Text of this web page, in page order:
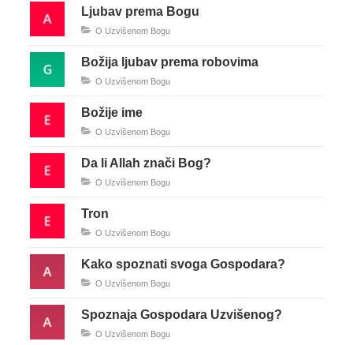
Ljubav prema Bogu
O Uzvišenom Bogu
Božija ljubav prema robovima
O Uzvišenom Bogu
Božije ime
O Uzvišenom Bogu
Da li Allah znači Bog?
O Uzvišenom Bogu
Tron
O Uzvišenom Bogu
Kako spoznati svoga Gospodara?
O Uzvišenom Bogu
Spoznaja Gospodara Uzvišenog?
O Uzvišenom Bogu